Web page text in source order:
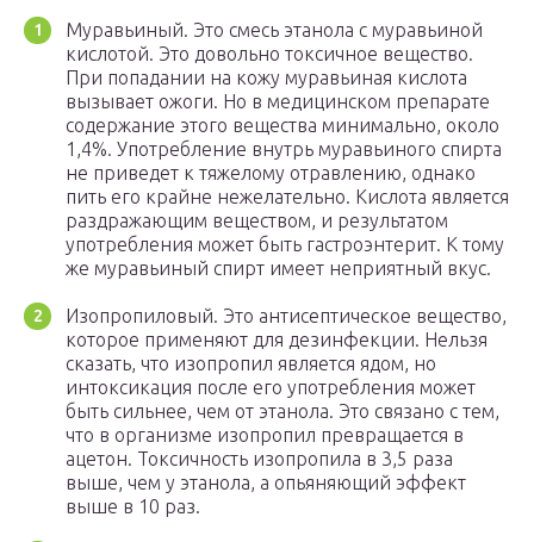
Муравьиный. Это смесь этанола с муравьиной
кислотой. Это довольно токсичное вещество.
При попадании на кожу муравьиная кислота
вызывает ожоги. Но в медицинском препарате
содержание этого вещества минимально, около
1,4%. Употребление внутрь муравьиного спирта
не приведет к тяжелому отравлению, однако
пить его крайне нежелательно. Кислота является
раздражающим веществом, и результатом
употребления может быть гастроэнтерит. К тому
же муравьиный спирт имеет неприятный вкус.
Изопропиловый. Это антисептическое вещество,
которое применяют для дезинфекции. Нельзя
сказать, что изопропил является ядом, но
интоксикация после его употребления может
быть сильнее, чем от этанола. Это связано с тем,
что в организме изопропил превращается в
ацетон. Токсичность изопропила в 3,5 раза
выше, чем у этанола, а опьяняющий эффект
выше в 10 раз.